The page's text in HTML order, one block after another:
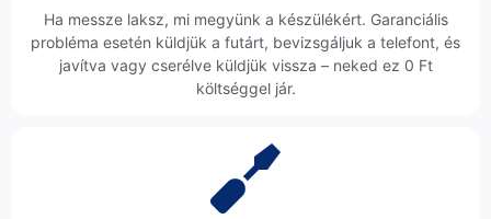
Ha messze laksz, mi megyünk a készülékért. Garanciális
probléma esetén küldjük a futárt, bevizsgáljuk a telefont, és
javítva vagy cserélve küldjük vissza – neked ez 0 Ft
költséggel jár.